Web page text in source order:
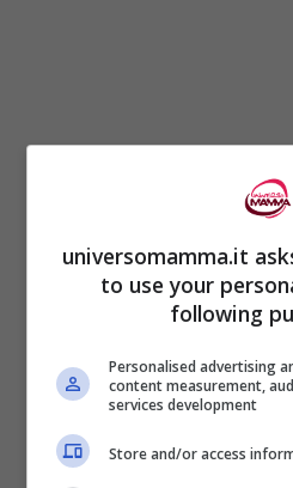
strumenti anti-
valgono anche oltre
stato di bisogno. Si
europea sulla
chain
universomamma.it
to use your
following
Personalised advertising
content measurement,
services development
Store and/or access